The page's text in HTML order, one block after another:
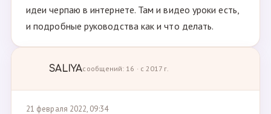
идеи черпаю в интернете. Там и видео уроки есть,
и подробные руководства как и что делать.
SALIYAсообщений: 16 · с 2017 г.
21 февраля 2022, 09:34